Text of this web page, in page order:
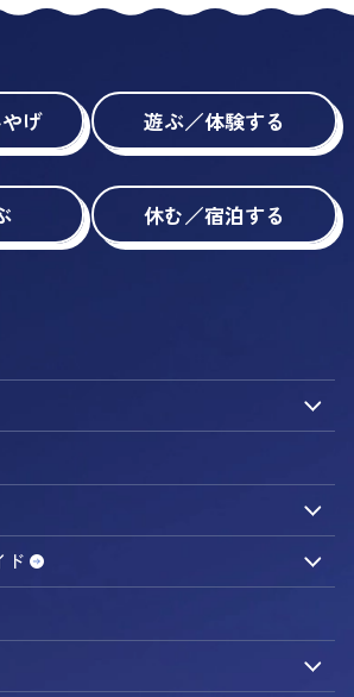
げ 遊ぶ／体験する
休む／宿泊する
遊ぶ／体験する
旅の便利スポット
ド